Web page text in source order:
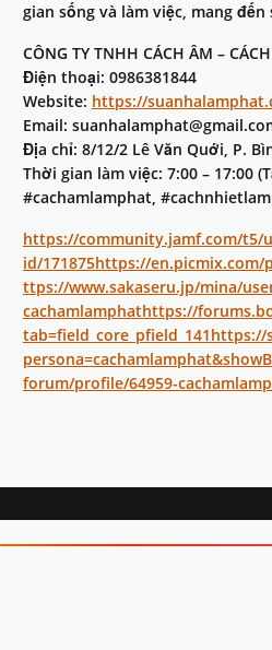
gian sống và làm việc, mang
CÔNG TY TNHH CÁCH ÂM –
Điện thoại: 0986381844
Website: https://
Email:
Địa chỉ: 8/12/2 Lê Văn Quới, P.
Thời gian làm việc: 7:00 – 17:00
#cachamlamphat,
https://community.jamf.com/t5/
id/171875https://en.picmix.com/
ttps://www.sakaseru.jp/mina/
cachamlamphathttps://
tab=field_core_pfield_141https://
forum/profile/64959-